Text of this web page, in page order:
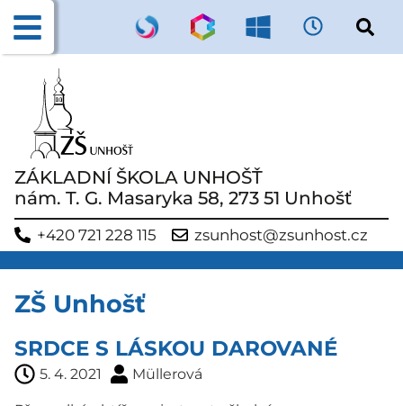
ZÁKLADNÍ ŠKOLA UNHOŠŤ
nám. T. G. Masaryka 58, 273 51 Unhošť
+420 721 228 115 zsunhost@zsunhost.cz
ZŠ Unhošť
SRDCE S LÁSKOU DAROVANÉ
5. 4. 2021 Müllerová